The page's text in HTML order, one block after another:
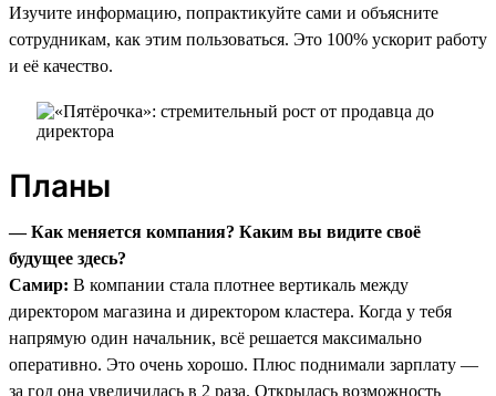
Изучите информацию, попрактикуйте сами и объясните
сотрудникам, как этим пользоваться. Это 100% ускорит работу
и её качество.
Планы
— Как меняется компания? Каким вы видите своё
будущее здесь?
Самир: В компании стала плотнее вертикаль между
директором магазина и директором кластера. Когда у тебя
напрямую один начальник, всё решается максимально
оперативно. Это очень хорошо. Плюс поднимали зарплату —
за год она увеличилась в 2 раза. Открылась возможность